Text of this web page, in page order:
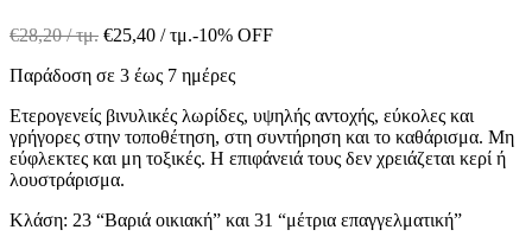
€28,20/ τμ. €25,40 / τμ.-10% OFF
Παράδοση σε 3 έως 7 ημέρες
Ετερογενείς βινυλικές λωρίδες, υψηλής αντοχής, εύκολες και
γρήγορες στην τοποθέτηση, στη συντήρηση και το καθάρισμα. Μη
εύφλεκτες και μη τοξικές. Η επιφάνειά τους δεν χρειάζεται κερί ή
λουστράρισμα.
Κλάση: 23 “Βαριά οικιακή” και 31 “μέτρια επαγγελματική”